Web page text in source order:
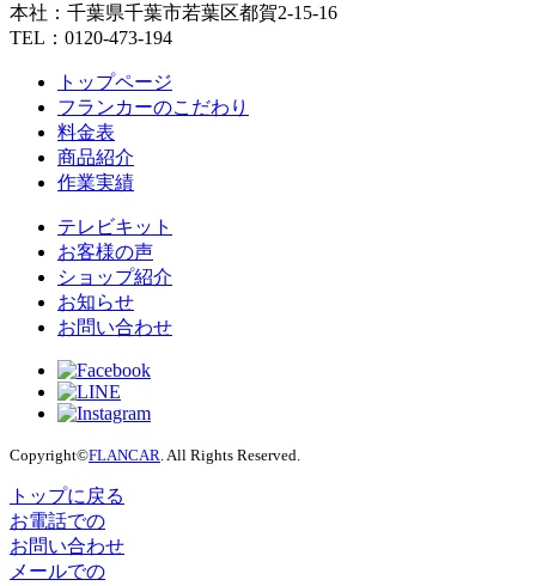
本社：千葉県千葉市若葉区都賀2-15-16
TEL：0120-473-194
トップページ
フランカーのこだわり
料金表
商品紹介
作業実績
テレビキット
お客様の声
ショップ紹介
お知らせ
お問い合わせ
Copyright©FLANCAR . All Rights Reserved.
トップに戻る
お電話での
お問い合わせ
メールでの